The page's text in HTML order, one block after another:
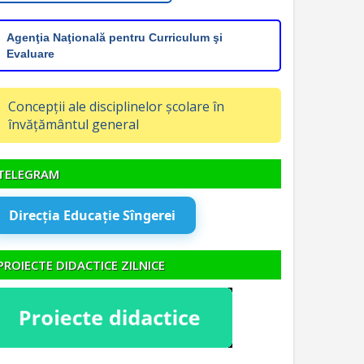
Agenţia Naţională pentru Curriculum şi
Evaluare
Concepții ale disciplinelor școlare în
învățământul general
Direcția Educație Sîngerei
DIDACTICE ZILNICE